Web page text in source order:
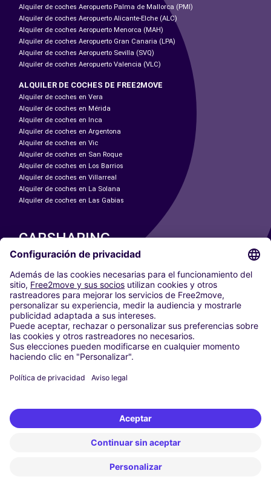
Alquiler de coches Aeropuerto Palma de Mallorca (PMI)
Alquiler de coches Aeropuerto Alicante-Elche (ALC)
Alquiler de coches Aeropuerto Menorca (MAH)
Alquiler de coches Aeropuerto Gran Canaria (LPA)
Alquiler de coches Aeropuerto Sevilla (SVQ)
Alquiler de coches Aeropuerto Valencia (VLC)
ALQUILER DE COCHES DE FREE2MOVE
Alquiler de coches en Vera
Alquiler de coches en Mérida
Alquiler de coches en Inca
Alquiler de coches en Argentona
Alquiler de coches en Vic
Alquiler de coches en San Roque
Alquiler de coches en Los Barrios
Alquiler de coches en Villarreal
Alquiler de coches en La Solana
Alquiler de coches en Las Gabias
CARSHARING
NUESTRAS CIUDADES
Paris
Madrid
Washington DC
Milán
Roma
Turín
Viena
Berlín
Düsseldorf